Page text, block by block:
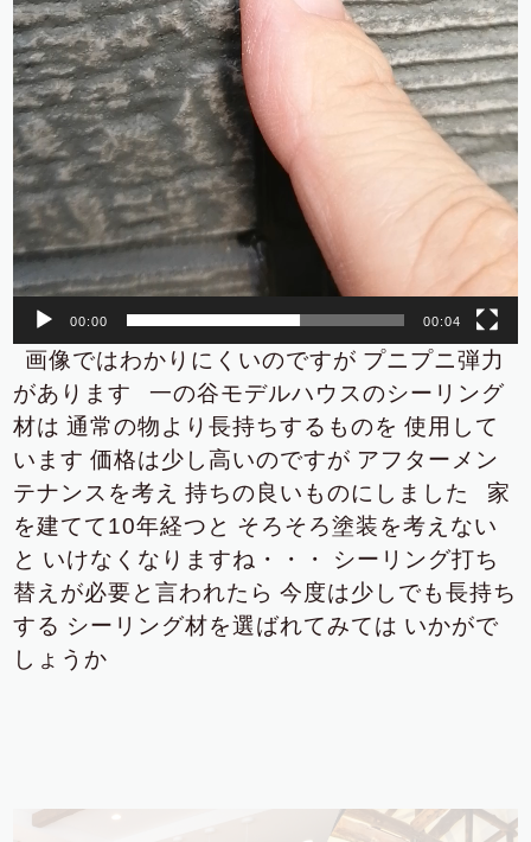
00:00 00:04
画像ではわかりにくいのですが プニプニ弾力
があります
一の谷モデルハウスのシーリング
材は 通常の物より長持ちするものを 使用して
います 価格は少し高いのですが アフターメン
テナンスを考え 持ちの良いものにしました
家
を建てて10年経つと そろそろ塗装を考えない
と いけなくなりますね・・・
シーリング打ち
替えが必要と言われたら 今度は少しでも長持ち
する シーリング材を選ばれてみては いかがで
しょうか